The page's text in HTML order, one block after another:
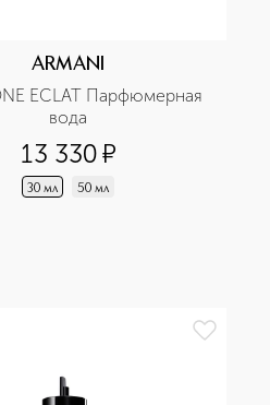
ARMANI
ECLAT Парфюмерная
вода
13 330¤
30 мл 50 мл